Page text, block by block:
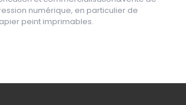
numérique, en particulier de
peint imprimables.